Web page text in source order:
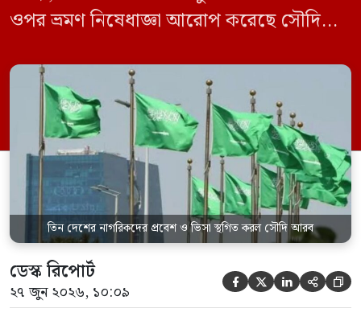
ওপর ভ্রমণ নিষেধাজ্ঞা আরোপ করেছে সৌদি
যেকোনো ভ্রমণকারীর জন্য ভিসা ইস্যু এবং
সৌদিতে প্রবেশ সাময়িকভাবে স্থগিত করা
হয়েছে। সৌদি প্রেস এজেন্সি (এসপিএ)
জানিয়েছে, এই নিষেধাজ্ঞা শুধুমাত্র সরাসরি ওই
তিন দেশ থেকে […]
তিন দেশের নাগরিকদের প্রবেশ ও ভিসা স্থগিত করল সৌদি আরব
ডেস্ক রিপোর্ট
২৭ জুন ২০২৬, ১০:০৯     